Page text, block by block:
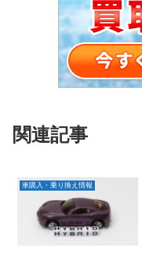
関連記事
車購入・乗り換え情報